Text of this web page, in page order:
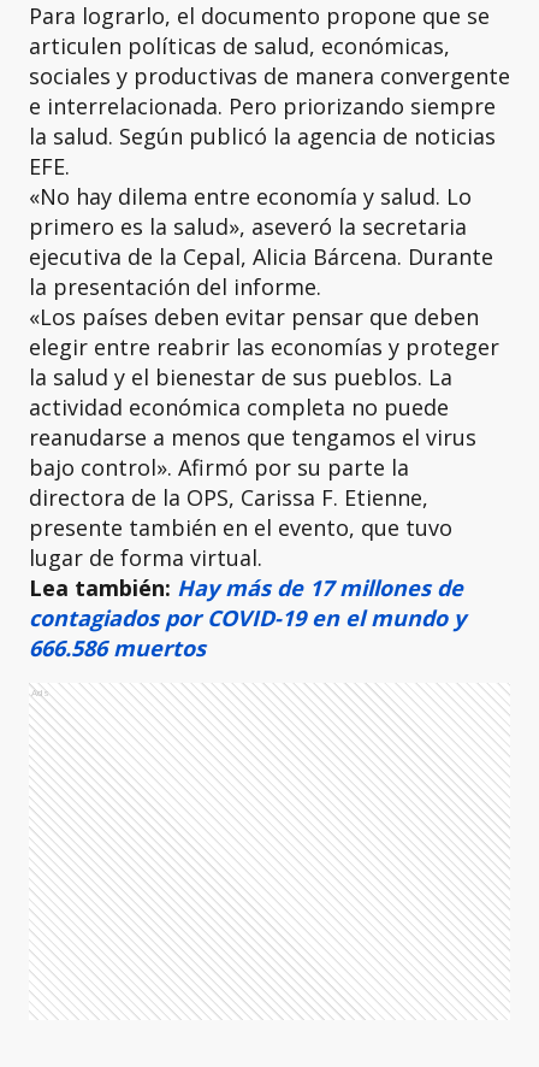
Para lograrlo, el documento propone que se
articulen políticas de salud, económicas,
sociales y productivas de manera convergente
e interrelacionada. Pero priorizando siempre
la salud. Según publicó la agencia de noticias
EFE.
«No hay dilema entre economía y salud. Lo
primero es la salud», aseveró la secretaria
ejecutiva de la Cepal, Alicia Bárcena. Durante
la presentación del informe.
«Los países deben evitar pensar que deben
elegir entre reabrir las economías y proteger
la salud y el bienestar de sus pueblos. La
actividad económica completa no puede
reanudarse a menos que tengamos el virus
bajo control». Afirmó por su parte la
directora de la OPS, Carissa F. Etienne,
presente también en el evento, que tuvo
lugar de forma virtual.
Lea también: Hay más de 17 millones de
contagiados por COVID-19 en el mundo y
666.586 muertos
Ads